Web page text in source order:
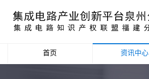
首页 资讯中心